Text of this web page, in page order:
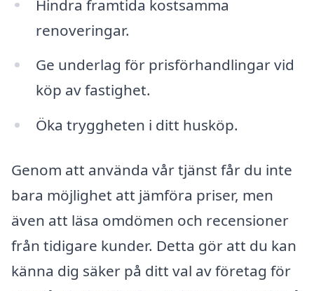
Hindra framtida kostsamma
renoveringar.
Ge underlag för prisförhandlingar vid
köp av fastighet.
Öka tryggheten i ditt husköp.
Genom att använda vår tjänst får du inte
bara möjlighet att jämföra priser, men
även att läsa omdömen och recensioner
från tidigare kunder. Detta gör att du kan
känna dig säker på ditt val av företag för